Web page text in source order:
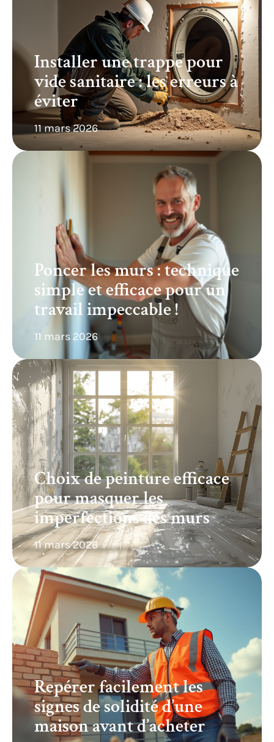
Installer une trappe pour
vide sanitaire : les erreurs à
éviter
11 mars 2026
Poncer les murs : technique
simple et efficace pour un
travail impeccable !
11 mars 2026
Choix de peinture efficace
pour masquer les
imperfections des murs
11 mars 2026
Repérer facilement les
signes de solidité d’une
maison avant d’acheter